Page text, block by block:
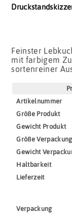
Feinster
mit farbigem
sortenreiner
Artikel­nummer
Größe Produkt
Gewicht Produkt
Größe Verpackung
Gewicht
Haltbar­keit
Lieferzeit
Verpackung